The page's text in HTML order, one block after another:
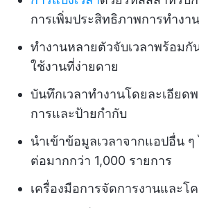
การเพิ่มประสิทธิภาพการทำงาน
ทำงานหลายตัวจับเวลาพร้อมกั
ใช้งานที่ง่ายดาย
บันทึกเวลาทำงานโดยละเอียด
การและป้ายกำกับ
นำเข้าข้อมูลเวลาจากแอปอื่น ๆ
ต่อมากกว่า 1,000 รายการ
เครื่องมือการจัดการงานและโ